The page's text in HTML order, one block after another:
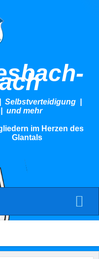
|
| und mehr
im Herzen des
Glantals